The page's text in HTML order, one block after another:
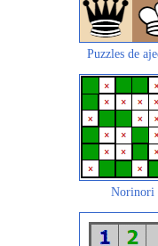
Puzzles de
Norinori